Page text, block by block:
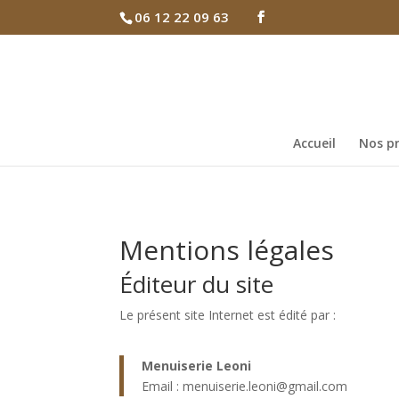
06 12 22 09 63
Accueil Nos
Mentions légales
Éditeur du site
Le présent site Internet est édité par :
Menuiserie Leoni
Email : menuiserie.leoni@gmail.com